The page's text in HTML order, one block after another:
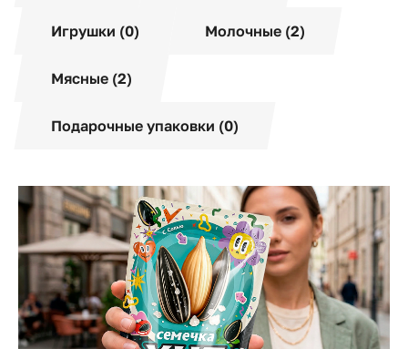
Игрушки (0) Молочные (2)
Мясные (2)
Подарочные упаковки (0)